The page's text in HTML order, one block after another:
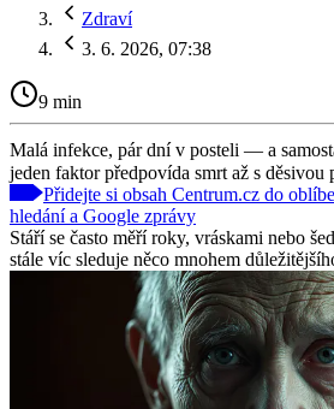
Zdraví
3. 6. 2026, 07:38
9 min
Malá infekce, pár dní v posteli — a
jeden faktor předpovída smrt až s děsivou
Přidejte si obsah Centrum.cz do
hledání a Google zprávy
Stáří se často měří roky, vráskami nebo
stále víc sleduje něco mnohem